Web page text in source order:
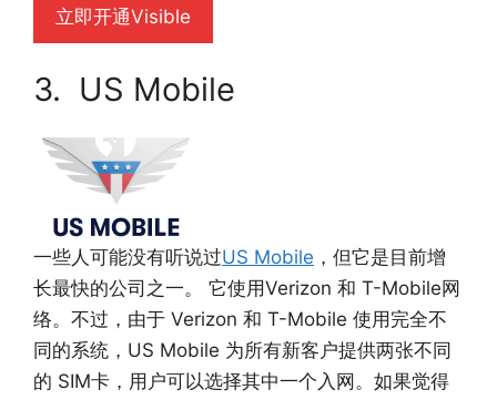
立即开通Visible
3. US Mobile
一些人可能没有听说过US Mobile ，但它是目前增
长最快的公司之一。 它使用Verizon 和 T-Mobile网
络。不过，由于 Verizon 和 T-Mobile 使用完全不
同的系统，US Mobile 为所有新客户提供两张不同
的 SIM卡，用户可以选择其中一个入网。如果觉得